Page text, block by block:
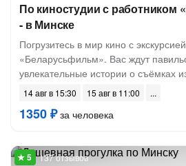
По киностудии с работником
- в Минске
Погрузитесь в мир кино с
«Беларусьфильм». Вас ждут
увлекательные истории о съёмках
14 авг в 15:30 15 авг в 11:00
1350 ₽за человека
137 отзывов